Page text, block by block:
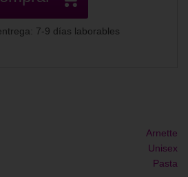
7-9 días laborables
Arnette
Unisex
Pasta